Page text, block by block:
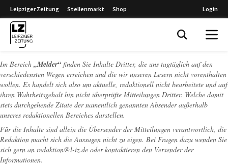
Leipziger Zeitung Stellenmarkt Shop Login
Im Bereich „Melder“ finden Sie Inhalte Dritter, die uns tagtäglich auf den
verschiedensten Wegen erreichen und die wir unseren Lesern nicht vorenthalten
wollen. Es handelt sich also um aktuelle, redaktionell nicht bearbeitete und auf
ihren Wahrheitsgehalt hin nicht überprüfte Mitteilungen Dritter. Welche damit
stets durchgehende Zitate der namentlich genannten Absender außerhalb
unseres redaktionellen Bereiches darstellen.
Für die Inhalte sind allein die Übersender der Mitteilungen verantwortlich, die
Redaktion macht sich die Aussagen nicht zu eigen. Bei Fragen dazu wenden Sie
sich gern an redaktion@l-iz.de oder kontaktieren den Versender der
Informationen.